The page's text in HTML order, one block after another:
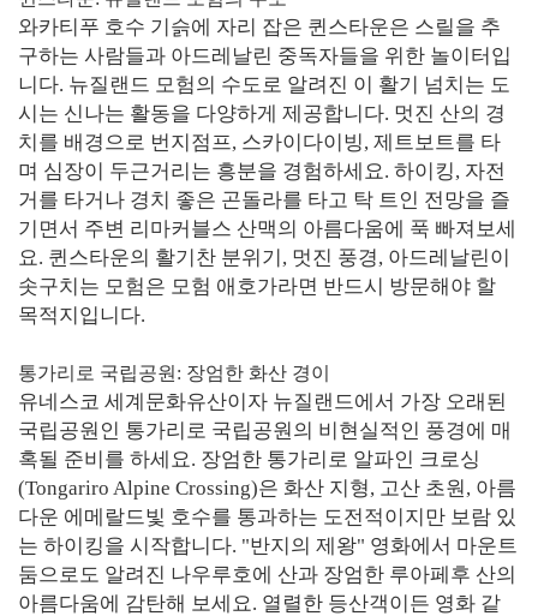
와카티푸 호수 기슭에 자리 잡은 퀸스타운은 스릴을 추
구하는 사람들과 아드레날린 중독자들을 위한 놀이터입
니다. 뉴질랜드 모험의 수도로 알려진 이 활기 넘치는 도
시는 신나는 활동을 다양하게 제공합니다. 멋진 산의 경
치를 배경으로 번지점프, 스카이다이빙, 제트보트를 타
며 심장이 두근거리는 흥분을 경험하세요. 하이킹, 자전
거를 타거나 경치 좋은 곤돌라를 타고 탁 트인 전망을 즐
기면서 주변 리마커블스 산맥의 아름다움에 푹 빠져보세
요. 퀸스타운의 활기찬 분위기, 멋진 풍경, 아드레날린이
솟구치는 모험은 모험 애호가라면 반드시 방문해야 할
목적지입니다.
통가리로 국립공원: 장엄한 화산 경이
유네스코 세계문화유산이자 뉴질랜드에서 가장 오래된
국립공원인 통가리로 국립공원의 비현실적인 풍경에 매
혹될 준비를 하세요. 장엄한 통가리로 알파인 크로싱
(Tongariro Alpine Crossing)은 화산 지형, 고산 초원, 아름
다운 에메랄드빛 호수를 통과하는 도전적이지만 보람 있
는 하이킹을 시작합니다. "반지의 제왕" 영화에서 마운트
둠으로도 알려진 나우루호에 산과 장엄한 루아페후 산의
아름다움에 감탄해 보세요. 열렬한 등산객이든 영화 같